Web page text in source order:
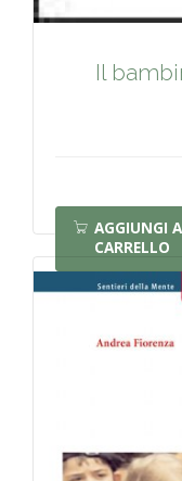
Il
AGGIUNGI
CARRELLO